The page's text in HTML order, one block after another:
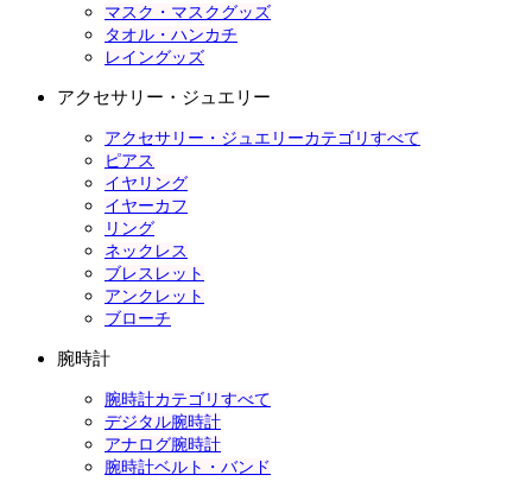
マスク・マスクグッズ
タオル・ハンカチ
レイングッズ
アクセサリー・ジュエリー
アクセサリー・ジュエリーカテゴリすべて
ピアス
イヤリング
イヤーカフ
リング
ネックレス
ブレスレット
アンクレット
ブローチ
腕時計
腕時計カテゴリすべて
デジタル腕時計
アナログ腕時計
腕時計ベルト・バンド